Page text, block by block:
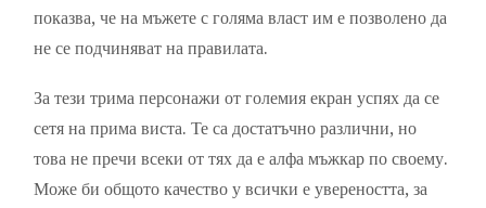
показва, че на мъжете с голяма власт им е позволено да
не се подчиняват на правилата.
За тези трима персонажи от големия екран успях да се
сетя на прима виста. Те са достатъчно различни, но
това не пречи всеки от тях да е алфа мъжкар по своему.
Може би общото качество у всички е увереността, за